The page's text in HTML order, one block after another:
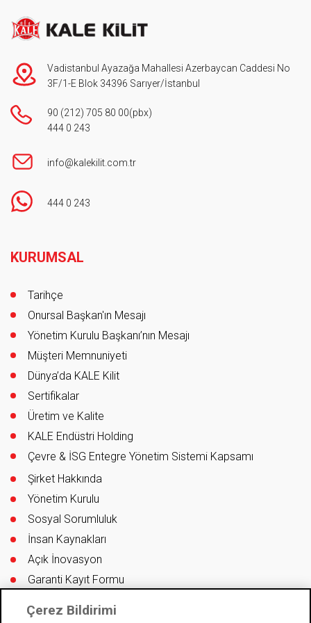
Vadistanbul Ayazağa Mahallesi Azerbaycan Caddesi No
3F/1-E Blok 34396 Sarıyer/İstanbul
90 (212) 705 80 00(pbx)
444 0 243
info@kalekilit.com.tr
444 0 243
KURUMSAL
Tarihçe
Onursal Başkan'ın Mesajı
Yönetim Kurulu Başkanı’nın Mesajı
Müşteri Memnuniyeti
Dünya’da KALE Kilit
Sertifikalar
Üretim ve Kalite
KALE Endüstri Holding
Çevre & İSG Entegre Yönetim Sistemi Kapsamı
Şirket Hakkında
Yönetim Kurulu
Sosyal Sorumluluk
İnsan Kaynakları
Açık İnovasyon
Garanti Kayıt Formu
Çerez Bildirimi